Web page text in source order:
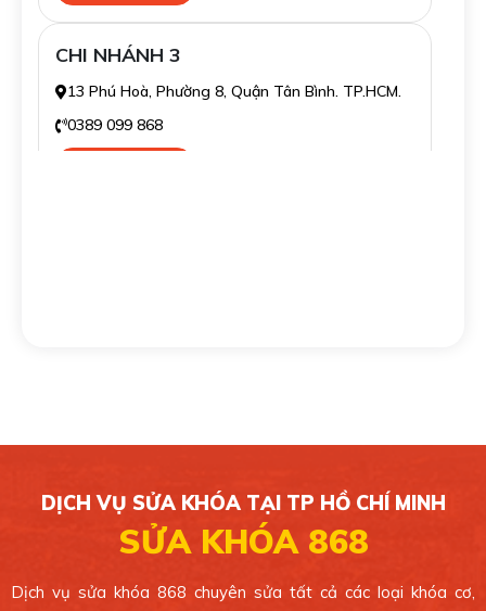
CHI NHÁNH 3
13 Phú Hoà, Phường 8, Quận Tân Bình. TP.HCM.
0389 099 868
Môn. TP.HCM.
0389 099 868
DỊCH VỤ SỬA KHÓA TẠI TP HỒ CHÍ MINH
SỬA KHÓA 868
Dịch vụ sửa khóa 868 chuyên sửa tất cả các loại khóa cơ,